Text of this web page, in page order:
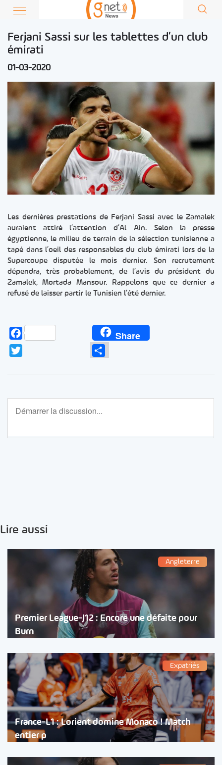
Ferjani Sassi sur les tablettes d’un club
émirati
01-03-2020
Les dernières prestations de Ferjani Sassi avec le Zamalek
auraient attiré l’attention d’Al Ain. Selon la presse
égyptienne, le milieu de terrain de la sélection tunisienne a
tapé dans l’oeil des responsables du club émirati lors de la
Supercoupe disputée le mois dernier. Son recrutement
dépendra, très probablement, de l’avis du président du
Zamalek, Mortada Mansour. Rappelons que ce dernier a
refusé de laisser partir le Tunisien l’été dernier.
Facebook Share
Partager
Lire aussi
Angleterre
Premier League-J12 : Encore une défaite pour
Burn
Expatriés
France-L1 : Lorient domine Monaco ! Match
entier p